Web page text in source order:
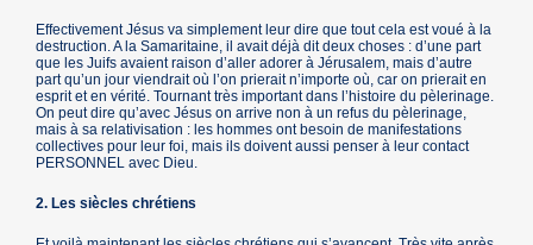
Effectivement Jésus va simplement leur dire que tout cela est voué à la
destruction. A la Samaritaine, il avait déjà dit deux choses : d’une part
que les Juifs avaient raison d’aller adorer à Jérusalem, mais d’autre
part qu’un jour viendrait où l’on prierait n’importe où, car on prierait en
esprit et en vérité. Tournant très important dans l’histoire du pèlerinage.
On peut dire qu’avec Jésus on arrive non à un refus du pèlerinage,
mais à sa relativisation : les hommes ont besoin de manifestations
collectives pour leur foi, mais ils doivent aussi penser à leur contact
PERSONNEL avec Dieu.
2. Les siècles chrétiens